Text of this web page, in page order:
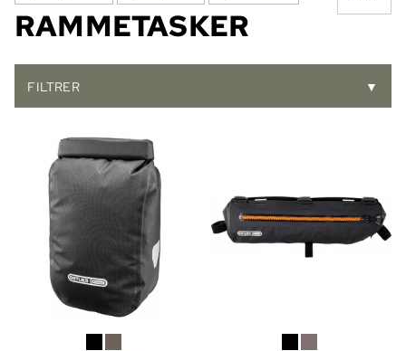
RAMMETASKER
FILTRER ▼